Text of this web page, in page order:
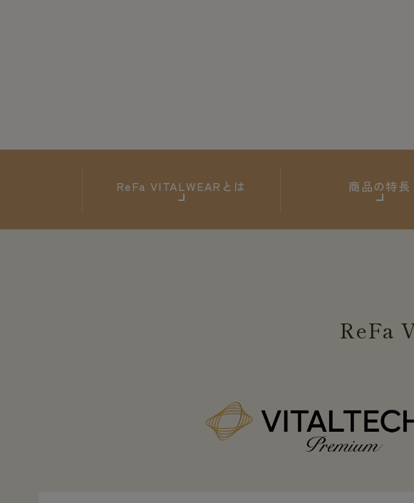
ReFa VITALWEARとは 商品の特長
ReFa